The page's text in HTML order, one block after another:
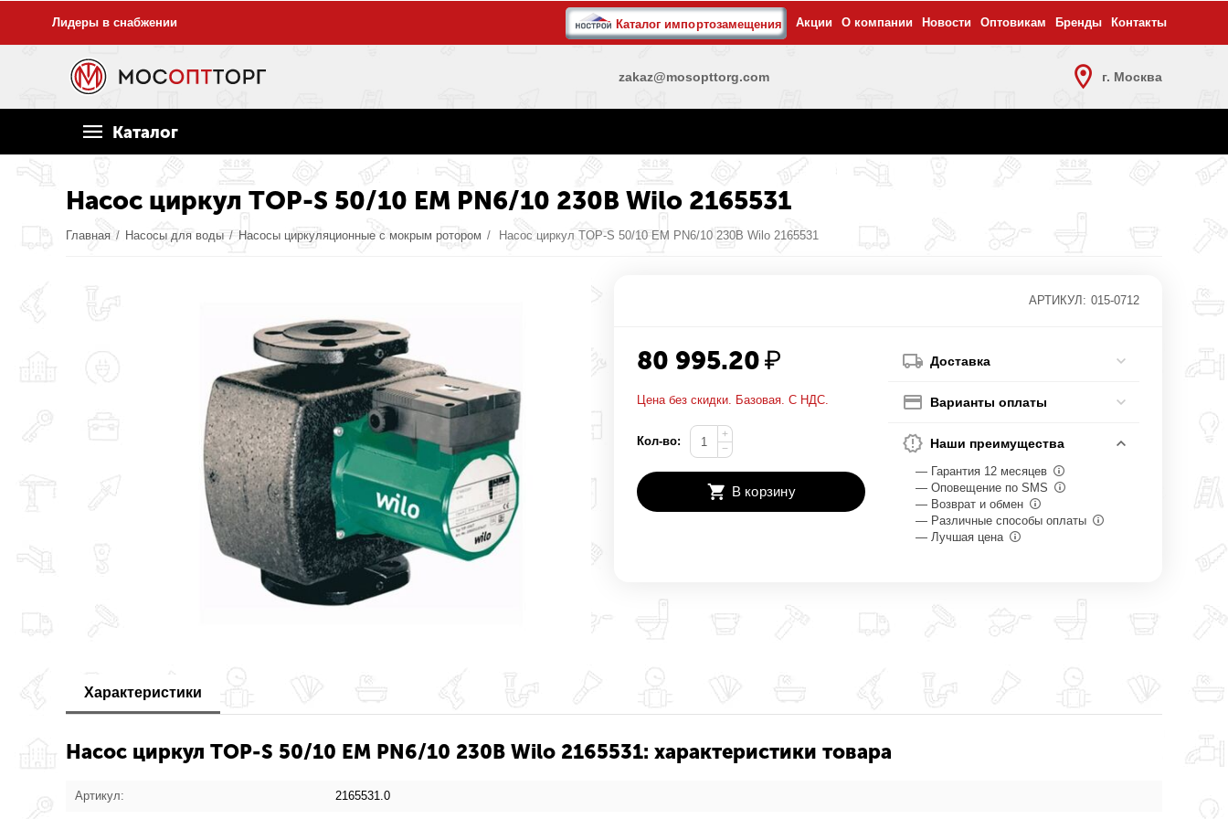
Лидеры в снабжении Каталог импортозамещения Акции О компании Новости Оптовикам Бренды Контакты
zakaz@mosopttorg.com г. Москва
Каталог
Насос циркул TOP-S 50/10 EM PN6/10 230В Wilo 2165531
Главная / Насосы для воды / Насосы циркуляционные с мокрым ротором / Насос циркул TOP-S 50/10 EM PN6/10 230В Wilo 2165531
АРТИКУЛ: 015-0712
80 995.20₽
Цена без скидки. Базовая. С НДС.
Кол-во:
+
−
В корзину
Доставка
Варианты оплаты
Наши преимущества
— Гарантия 12 месяцев
— Оповещение по SMS
— Возврат и обмен
— Различные способы оплаты
— Лучшая цена
Характеристики
Насос циркул TOP-S 50/10 EM PN6/10 230В Wilo 2165531: характеристики товара
Артикул: 2165531.0